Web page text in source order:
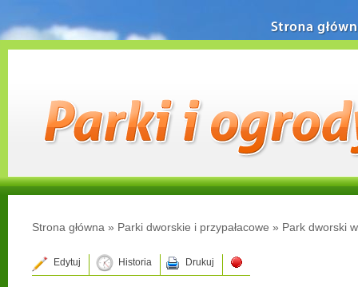
Strona główna » Parki dworskie i przypałacowe » Park dworski
Edytuj Historia Drukuj
Strona główna